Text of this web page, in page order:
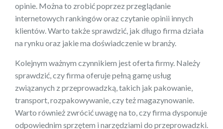
opinie. Można to zrobić poprzez przeglądanie
internetowych rankingów oraz czytanie opinii innych
klientów. Warto także sprawdzić, jak długo firma działa
na rynku oraz jakie ma doświadczenie w branży.
Kolejnym ważnym czynnikiem jest oferta firmy. Należy
sprawdzić, czy firma oferuje pełną gamę usług
związanych z przeprowadzką, takich jak pakowanie,
transport, rozpakowywanie, czy też magazynowanie.
Warto również zwrócić uwagę na to, czy firma dysponuje
odpowiednim sprzętem i narzędziami do przeprowadzki.